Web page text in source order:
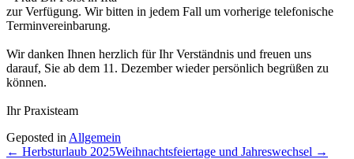
zur Verfügung. Wir bitten in jedem Fall um vorherige telefonische
Terminvereinbarung.
Wir danken Ihnen herzlich für Ihr Verständnis und freuen uns
darauf, Sie ab dem 11. Dezember wieder persönlich begrüßen zu
können.
Ihr Praxisteam
Geposted in Allgemein
← Herbsturlaub 2025Weihnachtsfeiertage und Jahreswechsel →